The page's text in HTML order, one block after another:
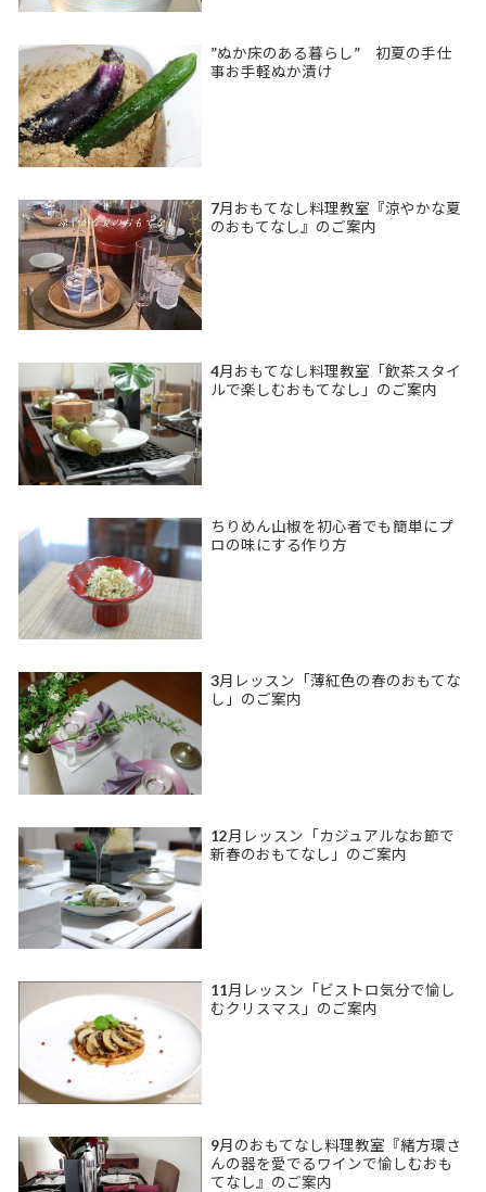
”ぬか床のある暮らし” 初夏の手仕
事お手軽ぬか漬け
7月おもてなし料理教室『涼やかな夏
のおもてなし』のご案内
4月おもてなし料理教室「飲茶スタイ
ルで楽しむおもてなし」のご案内
ちりめん山椒を初心者でも簡単にプ
ロの味にする作り方
3月レッスン「薄紅色の春のおもてな
し」のご案内
12月レッスン「カジュアルなお節で
新春のおもてなし」のご案内
11月レッスン「ビストロ気分で愉し
むクリスマス」のご案内
9月のおもてなし料理教室『緒方環さ
んの器を愛でるワインで愉しむおも
てなし』のご案内